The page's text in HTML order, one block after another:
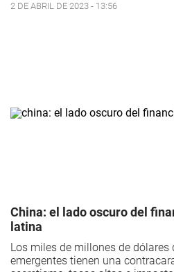
2 DE ABRIL DE 2023 - 13:56
China: el lado oscuro del
latina
Los miles de millones de dólares
emergentes tienen una